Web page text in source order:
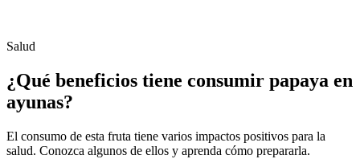
Salud
¿Qué beneficios tiene consumir papaya en
ayunas?
El consumo de esta fruta tiene varios impactos positivos para la
salud. Conozca algunos de ellos y aprenda cómo prepararla.